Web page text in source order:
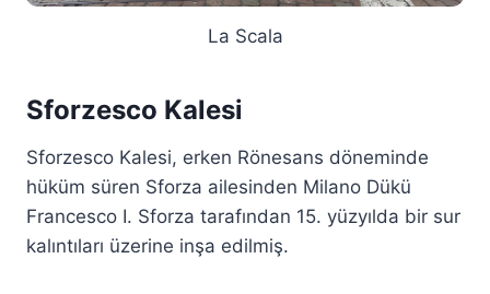
La Scala
Sforzesco Kalesi
Sforzesco Kalesi, erken Rönesans döneminde
hüküm süren Sforza ailesinden Milano Dükü
Francesco I. Sforza tarafından 15. yüzyılda bir sur
kalıntıları üzerine inşa edilmiş.